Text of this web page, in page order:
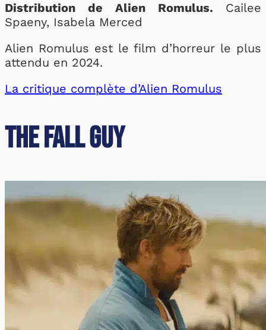
Distribution de Alien Romulus. Cailee
Spaeny, Isabela Merced
Alien Romulus est le film d’horreur le plus
attendu en 2024.
La critique complète d’Alien Romulus
The Fall Guy